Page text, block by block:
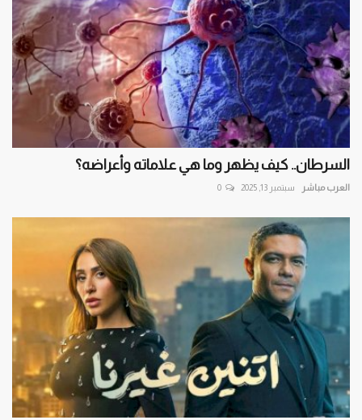
السرطان.. كيف يظهر وما هي علاماته وأعراضه؟
العرب مباشر سبتمبر 13, 2025 0